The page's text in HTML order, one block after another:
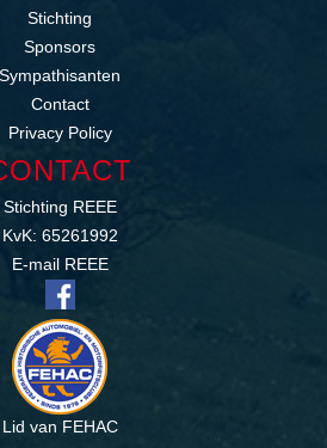
Stichting
Sponsors
Sympathisanten
Contact
Privacy Policy
Stichting REEE
KvK: 65261992
E-mail REEE
Lid van FEHAC